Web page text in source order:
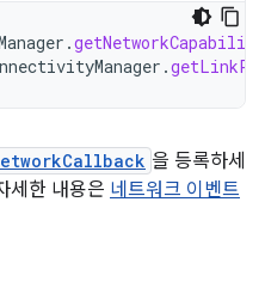
.
.
을 등록하세
세한 내용은 네트워크 이벤트